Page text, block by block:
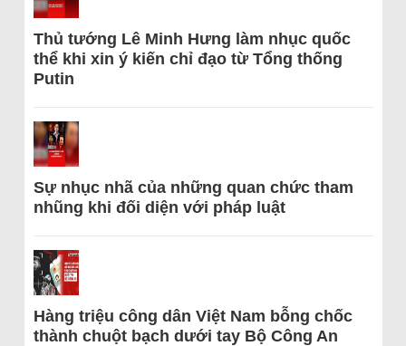
Thủ tướng Lê Minh Hưng làm nhục quốc
thể khi xin ý kiến chỉ đạo từ Tổng thống
Putin
Sự nhục nhã của những quan chức tham
nhũng khi đối diện với pháp luật
Hàng triệu công dân Việt Nam bỗng chốc
thành chuột bạch dưới tay Bộ Công An